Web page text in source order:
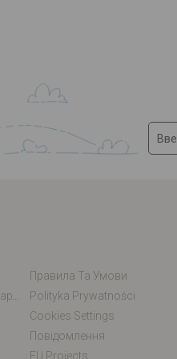
Правила Та Умови
Polityka Prywatności
Cookies Settings
Повідомлення
EU Projects